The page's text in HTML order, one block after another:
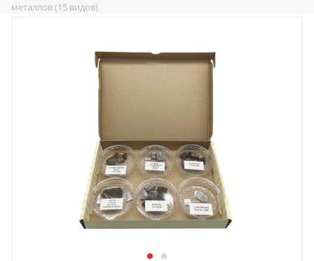
металлов (15 видов)